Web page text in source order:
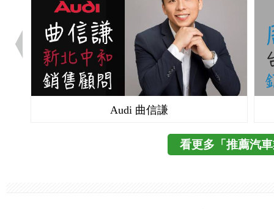
Audi 曲信謙
看更多「推薦汽